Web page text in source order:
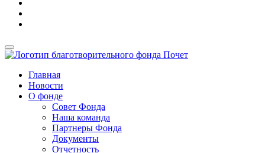
Главная
Новости
О фонде
Совет Фонда
Наша команда
Партнеры Фонда
Документы
Отчетность